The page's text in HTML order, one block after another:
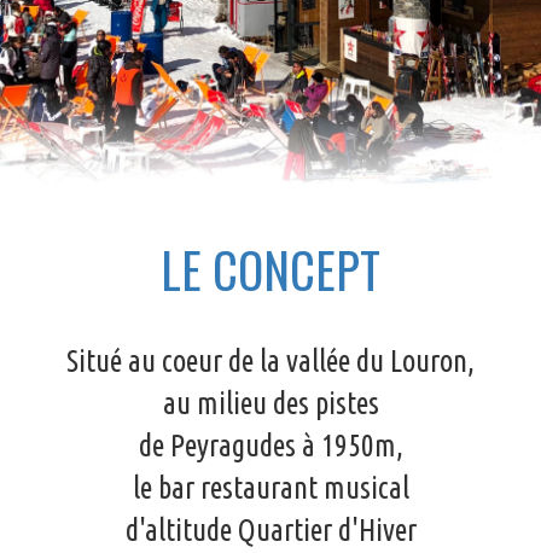
LE CONCEPT
Situé au coeur de la vallée du Louron,
au milieu des pistes
de Peyragudes à 1950m,
le bar restaurant musical
d'altitude Quartier d'Hiver